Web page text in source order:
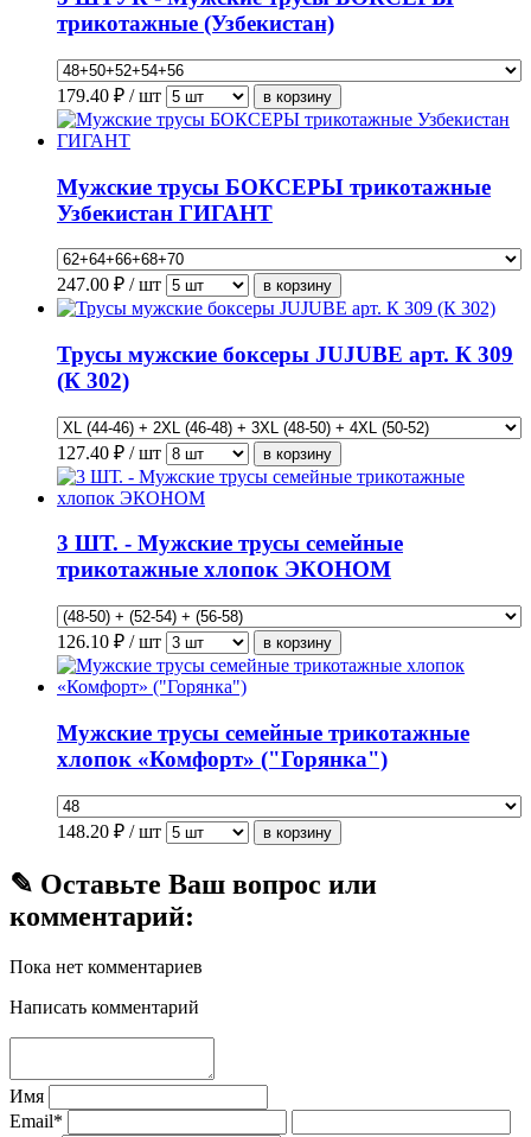
трикотажные (Узбекистан)
179.40 ₽ / шт
Мужские трусы БОКСЕРЫ трикотажные
Узбекистан ГИГАНТ
247.00 ₽ / шт
Трусы мужские боксеры JUJUBE арт. К 309
(К 302)
127.40 ₽ / шт
3 ШТ. - Мужские трусы семейные
трикотажные хлопок ЭКОНОМ
126.10 ₽ / шт
Мужские трусы семейные трикотажные
хлопок «Комфорт» ("Горянка")
148.20 ₽ / шт
✎ Оставьте Ваш вопрос или
комментарий:
Пока нет комментариев
Написать комментарий
Имя
Email*